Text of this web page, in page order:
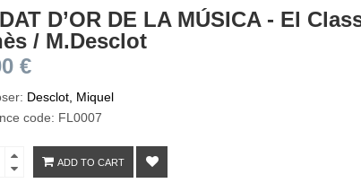
D’OR DE LA MÚSICA - El
/ M.Desclot
€
Desclot, Miquel
code: FL0007
ADD TO CART